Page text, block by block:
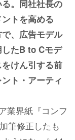
。同社社長の
トを高める
、広告モデル
したB to Cモデ
けん引する前
ト・アーティ
業界紙『コンフ
筆修正したも